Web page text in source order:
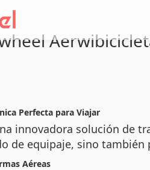
Perfecta para Viajar
innovadora solución de
de equipaje, sino
Aéreas